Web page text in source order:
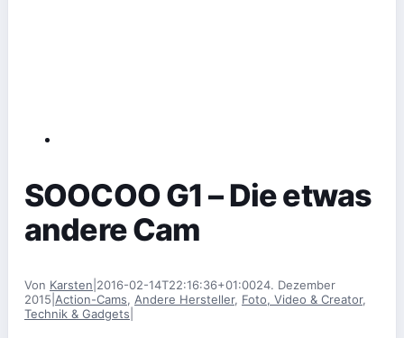
SOOCOO G1 – Die etwas
andere Cam
Von Karsten 2016-02-14T22:16:36+01:0024. Dezember
2015 Action-Cams, Andere Hersteller, Foto, Video & Creator,
Technik & Gadgets